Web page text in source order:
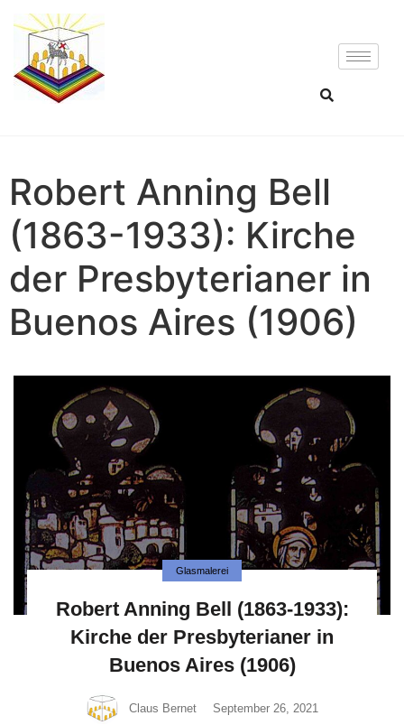
Robert Anning Bell
(1863-1933): Kirche
der Presbyterianer in
Buenos Aires (1906)
Glasmalerei
Robert Anning Bell (1863-1933):
Kirche der Presbyterianer in
Buenos Aires (1906)
Claus Bernet September 26, 2021